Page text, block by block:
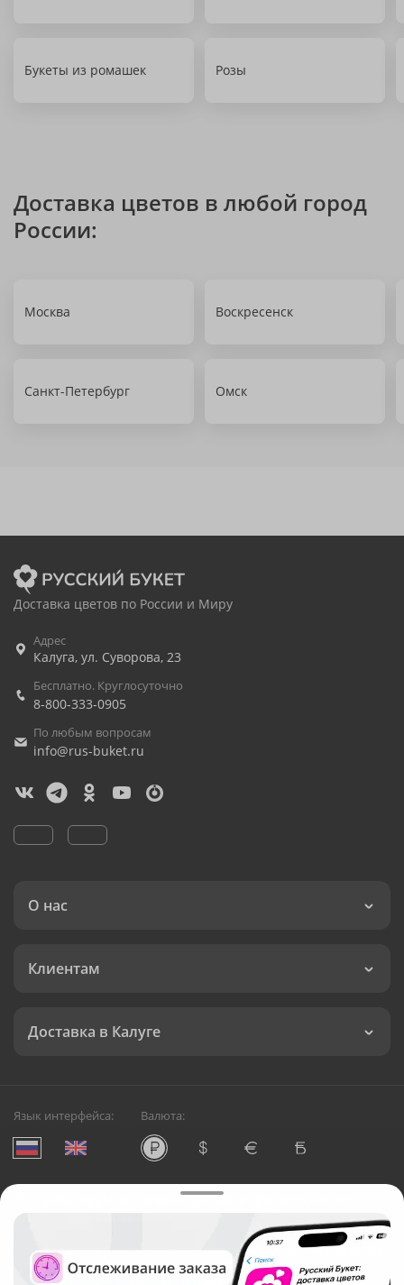
Букеты из ромашек Розы
Доставка цветов в любой город
России:
Москва Воскресенск
Санкт-Петербург Омск
Доставка цветов по России и Миру
Адрес
Калуга, ул. Суворова, 23
Бесплатно. Круглосуточно
8-800-333-0905
По любым вопросам
info@rus-buket.ru
О нас
Клиентам
Доставка в Калуге
Язык интерфейса: Валюта:
Служба круглосуточной доставки цветов в Калуге
Русский Букет, 2026
Общество с ограниченной ответственностью «Технология»
ОГРН: 1195476081745, ИНН: 5410081997